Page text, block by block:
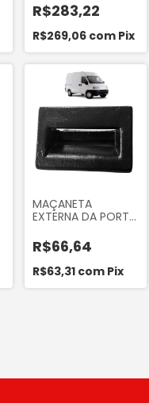
ELÉTRICA DO
REANULT SANDERO
2007 A 2013
R$283,22
R$269,06 com Pix
MAÇANETA
EXTERNA DA PORTA
FERRO DA FIAT
DUCATO 1995 A
2004
R$66,64
R$63,31 com Pix